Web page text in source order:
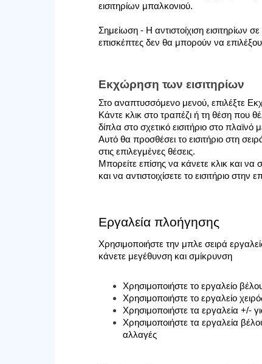
εισιτηρίων μπαλκονιού.
Σημείωση - Η αντιστοίχιση εισιτηρίων
επισκέπτες δεν θα μπορούν να
Εκχώρηση των εισιτηρίων
Στο αναπτυσσόμενο μενού, επιλέξτε
Κάντε κλικ στο τραπέζι ή τη θέση που
δίπλα στο σχετικό εισιτήριο στο πλαϊνό
Αυτό θα προσθέσει το εισιτήριο στη
στις επιλεγμένες θέσεις.
Μπορείτε επίσης να κάνετε κλικ και
και να αντιστοιχίσετε το εισιτήριο στην
Εργαλεία πλοήγησης
Χρησιμοποιήστε την μπλε σειρά
κάνετε μεγέθυνση και σμίκρυνση
Χρησιμοποιήστε το εργαλείο
Χρησιμοποιήστε το εργαλείο
Χρησιμοποιήστε τα εργαλεία +/-
Χρησιμοποιήστε τα εργαλεία
αλλαγές